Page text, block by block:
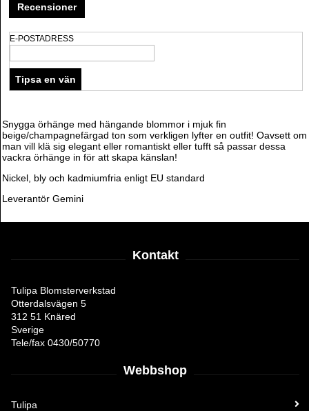
Recensioner
E-POSTADRESS
Snygga örhänge med hängande blommor i mjuk fin
beige/champagnefärgad ton som verkligen lyfter en outfit! Oavsett om
man vill klä sig elegant eller romantiskt eller tufft så passar dessa
vackra örhänge in för att skapa känslan!
Nickel, bly och kadmiumfria enligt EU standard
Leverantör Gemini
Kontakt
Tulipa Blomsterverkstad
Otterdalsvägen 5
312 51 Knäred
Sverige
Tele/fax 0430/50770
Webbshop
Tulipa